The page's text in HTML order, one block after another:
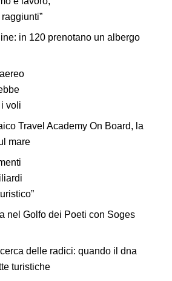
in 120 prenotano un albergo
voli
Travel Academy On Board, la
mare
nel Golfo dei Poeti con Soges
delle radici: quando il dna
turistiche